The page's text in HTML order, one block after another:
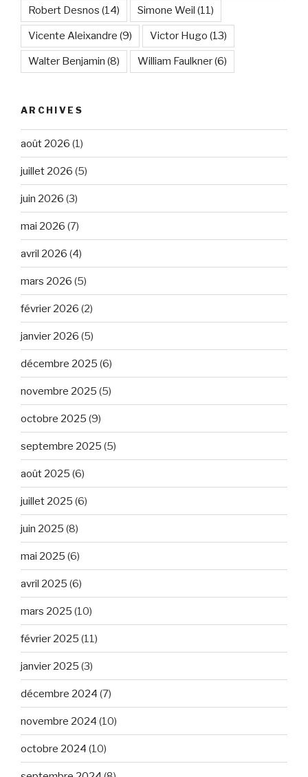
Robert Desnos (14) Simone Weil (11)
Vicente Aleixandre (9) Victor Hugo (13)
Walter Benjamin (8) William Faulkner(6)
ARCHIVES
août 2026 (1)
juillet 2026 (5)
juin 2026 (3)
mai 2026 (7)
avril 2026 (4)
mars 2026 (5)
février 2026 (2)
janvier 2026 (5)
décembre 2025 (6)
novembre 2025 (5)
octobre 2025 (9)
septembre 2025 (5)
août 2025 (6)
juillet 2025 (6)
juin 2025 (8)
mai 2025 (6)
avril 2025 (6)
mars 2025 (10)
février 2025 (11)
janvier 2025 (3)
décembre 2024 (7)
novembre 2024 (10)
octobre 2024 (10)